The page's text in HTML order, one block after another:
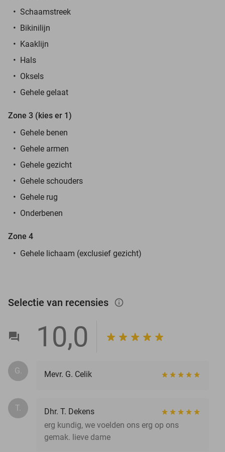
Schaamstreek
Bikinilijn
Kaaklijn
Hals
Oksels
Gehele gelaat
Zone 3 (kies er 1)
Gehele benen
Gehele armen
Gehele gezicht
Gehele schouders
Gehele rug
Onderbenen
Zone 4
Gehele lichaam (exclusief gezicht)
Selectie van recensies info_outlined
10,0
G. Mevr. G. Celik
T.
Dhr. T. Dekens
erg kundig, we voelden ons erg op ons
gemak. lieve dame